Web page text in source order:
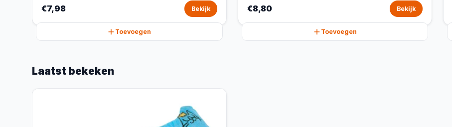
€7,98 Bekijk
Toevoegen
€8,80 Bekijk
Toevoegen
Laatst bekeken